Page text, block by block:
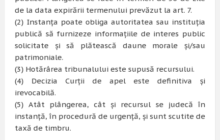
de la data expirării termenului prevăzut la art. 7.
(2) Instanţa poate obliga autoritatea sau instituţia
publică să furnizeze informaţiile de interes public
solicitate şi să plătească daune morale şi/sau
patrimoniale.
(3) Hotărârea tribunalului este supusă recursului.
(4) Decizia Curţii de apel este definitiva şi
irevocabilă.
(5) Atât plângerea, cât şi recursul se judecă în
instanţă, în procedură de urgenţă, şi sunt scutite de
taxă de timbru.